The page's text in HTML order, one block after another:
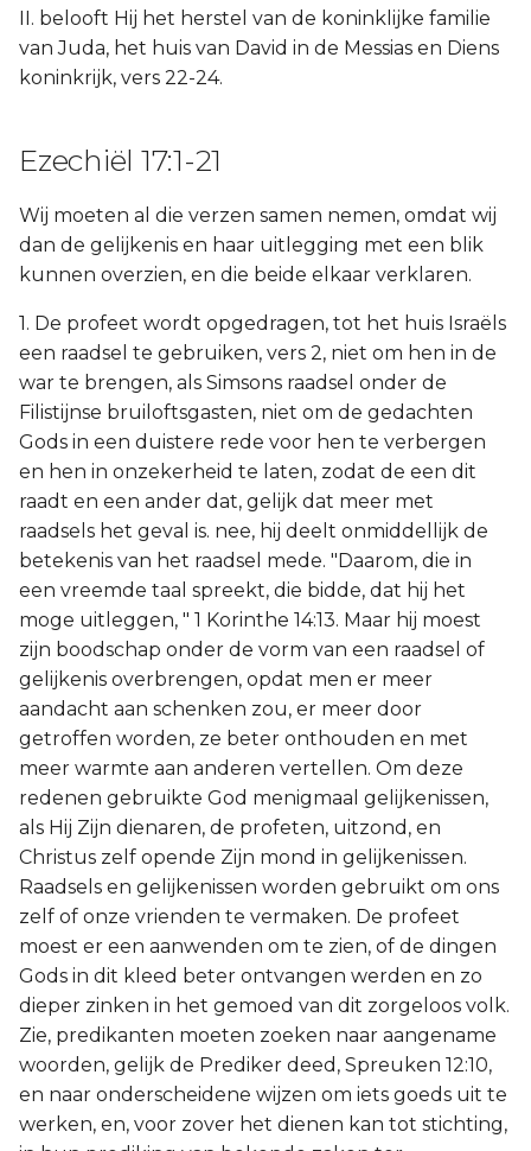
II. belooft Hij het herstel van de koninklijke familie
van Juda, het huis van David in de Messias en Diens
koninkrijk, vers 22-24.
Ezechiël 17:1-21
Wij moeten al die verzen samen nemen, omdat wij
dan de gelijkenis en haar uitlegging met een blik
kunnen overzien, en die beide elkaar verklaren.
1. De profeet wordt opgedragen, tot het huis Israëls
een raadsel te gebruiken, vers 2, niet om hen in de
war te brengen, als Simsons raadsel onder de
Filistijnse bruiloftsgasten, niet om de gedachten
Gods in een duistere rede voor hen te verbergen
en hen in onzekerheid te laten, zodat de een dit
raadt en een ander dat, gelijk dat meer met
raadsels het geval is. nee, hij deelt onmiddellijk de
betekenis van het raadsel mede. "Daarom, die in
een vreemde taal spreekt, die bidde, dat hij het
moge uitleggen, " 1 Korinthe 14:13. Maar hij moest
zijn boodschap onder de vorm van een raadsel of
gelijkenis overbrengen, opdat men er meer
aandacht aan schenken zou, er meer door
getroffen worden, ze beter onthouden en met
meer warmte aan anderen vertellen. Om deze
redenen gebruikte God menigmaal gelijkenissen,
als Hij Zijn dienaren, de profeten, uitzond, en
Christus zelf opende Zijn mond in gelijkenissen.
Raadsels en gelijkenissen worden gebruikt om ons
zelf of onze vrienden te vermaken. De profeet
moest er een aanwenden om te zien, of de dingen
Gods in dit kleed beter ontvangen werden en zo
dieper zinken in het gemoed van dit zorgeloos volk.
Zie, predikanten moeten zoeken naar aangename
woorden, gelijk de Prediker deed, Spreuken 12:10,
en naar onderscheidene wijzen om iets goeds uit te
werken, en, voor zover het dienen kan tot stichting,